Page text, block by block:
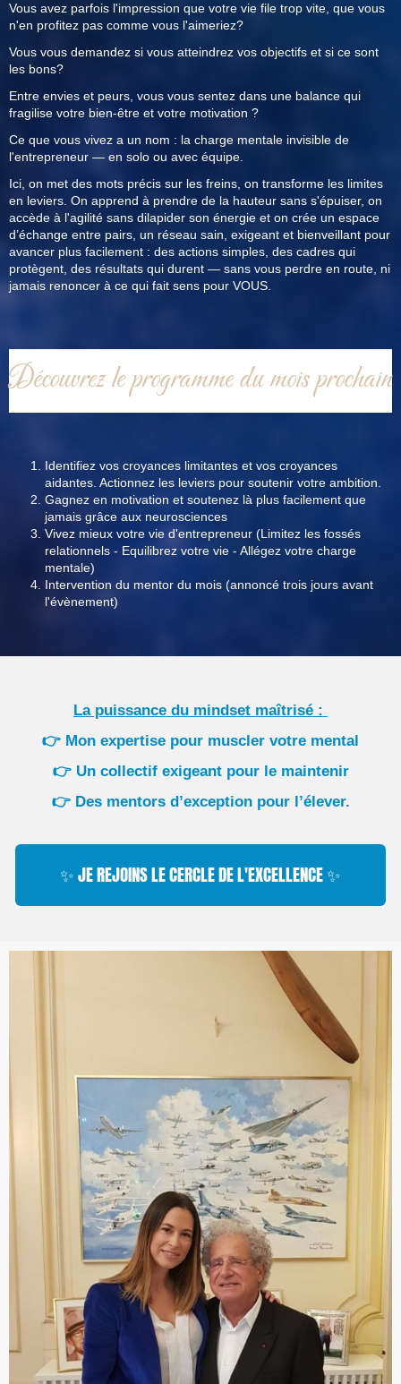
Vous avez parfois l'impression que votre vie file trop vite, que vous
n'en profitez pas comme vous l'aimeriez?
Vous vous demandez si vous atteindrez vos objectifs et si ce sont
les bons?
Entre envies et peurs, vous vous sentez dans une balance qui
fragilise votre bien-être et votre motivation ?
Ce que vous vivez a un nom : la charge mentale invisible de
l'entrepreneur — en solo ou avec équipe.
Ici, on met des mots précis sur les freins, on transforme les limites
en leviers. On apprend à prendre de la hauteur sans s'épuiser, on
accède à l'agilité sans dilapider son énergie et on crée un espace
d’échange entre pairs, un réseau sain, exigeant et bienveillant pour
avancer plus facilement : des actions simples, des cadres qui
protègent, des résultats qui durent — sans vous perdre en route, ni
jamais renoncer à ce qui fait sens pour VOUS.
Découvrez le programme du mois prochain
Identifiez vos croyances limitantes et vos croyances
aidantes. Actionnez les leviers pour soutenir votre ambition.
Gagnez en motivation et soutenez là plus facilement que
jamais grâce aux neurosciences
Vivez mieux votre vie d'entrepreneur (Limitez les fossés
relationnels - Equilibrez votre vie - Allégez votre charge
mentale)
Intervention du mentor du mois (annoncé trois jours avant
l'évènement)
La puissance du mindset maîtrisé :
👉 Mon expertise pour muscler votre mental
👉 Un collectif exigeant pour le maintenir
👉 Des mentors d’exception pour l’élever.
✨ JE REJOINS LE CERCLE DE L'EXCELLENCE ✨